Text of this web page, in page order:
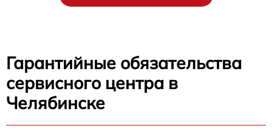
Гарантийные обязательства
сервисного центра в
Челябинске